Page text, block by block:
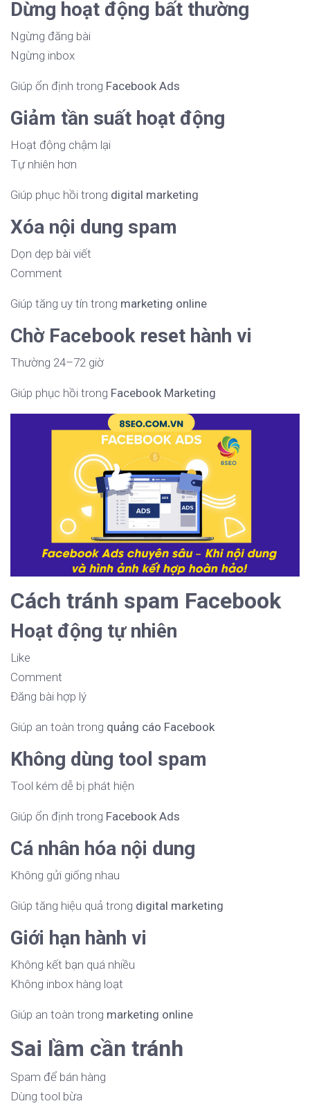
Dừng hoạt động bất thường
Ngừng đăng bài
Ngừng inbox
Giúp ổn định trong Facebook Ads
Giảm tần suất hoạt động
Hoạt động chậm lại
Tự nhiên hơn
Giúp phục hồi trong digital marketing
Xóa nội dung spam
Dọn dẹp bài viết
Comment
Giúp tăng uy tín trong marketing online
Chờ Facebook reset hành vi
Thường 24–72 giờ
Giúp phục hồi trong Facebook Marketing
Cách tránh spam Facebook
Hoạt động tự nhiên
Like
Comment
Đăng bài hợp lý
Giúp an toàn trong quảng cáo Facebook
Không dùng tool spam
Tool kém dễ bị phát hiện
Giúp ổn định trong Facebook Ads
Cá nhân hóa nội dung
Không gửi giống nhau
Giúp tăng hiệu quả trong digital marketing
Giới hạn hành vi
Không kết bạn quá nhiều
Không inbox hàng loạt
Giúp an toàn trong marketing online
Sai lầm cần tránh
Spam để bán hàng
Dùng tool bừa